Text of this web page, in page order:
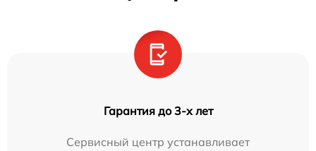
Гарантия до 3-х лет
Сервисный центр устанавливает